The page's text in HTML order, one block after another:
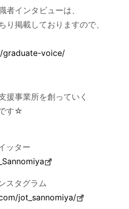
者インタビューは、
り掲載しておりますので、
voice/
援事業所を創っていく
す☆
ッター
スタグラム
jot_sannomiya/